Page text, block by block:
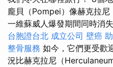
龐貝（Pompei）像赫克拉
一維蘇威人爆發期間同時消
台胞證台北 成立公司 壁癌
整骨服務 如今，它們更受歡
況比赫克拉尼（